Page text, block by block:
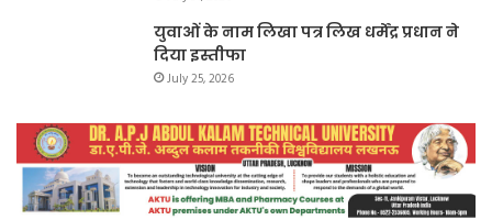
युवाओं के नाम लिखा पत्र लिख धर्मेंद्र प्रधान ने
दिया इस्तीफा
July 25, 2026